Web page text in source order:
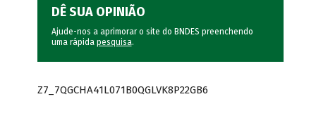
DÊ SUA OPINIÃO
Ajude-nos a aprimorar o site do BNDES preenchendo
uma rápida pesquisa.
Z7_7QGCHA41L071B0QGLVK8P22GB6